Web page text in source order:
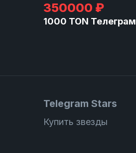
350000 ₽
1000 TON Телеграм
Telegram Stars
Купить звезды